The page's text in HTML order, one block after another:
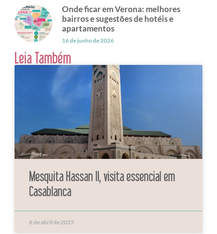
Onde ficar em Verona: melhores
bairros e sugestões de hotéis e
apartamentos
16 de junho de 2026
Leia Também
Mesquita Hassan II, visita essencial em
Casablanca
8 de abril de 2025